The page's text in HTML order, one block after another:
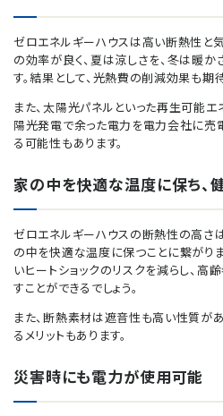
ゼロエネルギーハウスは高い断熱性と
の効率が良く、夏は涼しさを、冬は暖か
す。結果として、光熱費の削減効果も期待
また、太陽光パネルといった再生可能
陽光発電で余った電力を電力会社に売
る可能性もあります。
家の中を快適な温度に保ち、
ゼロエネルギーハウスの断熱性の高さ
の中を快適な温度に保つことに繋がり
いヒートショックのリスクを減らし、高
すことができるでしょう。
また、断熱素材は遮音性も高い性質が
るメリットもあります。
災害時にも電力が使用可能